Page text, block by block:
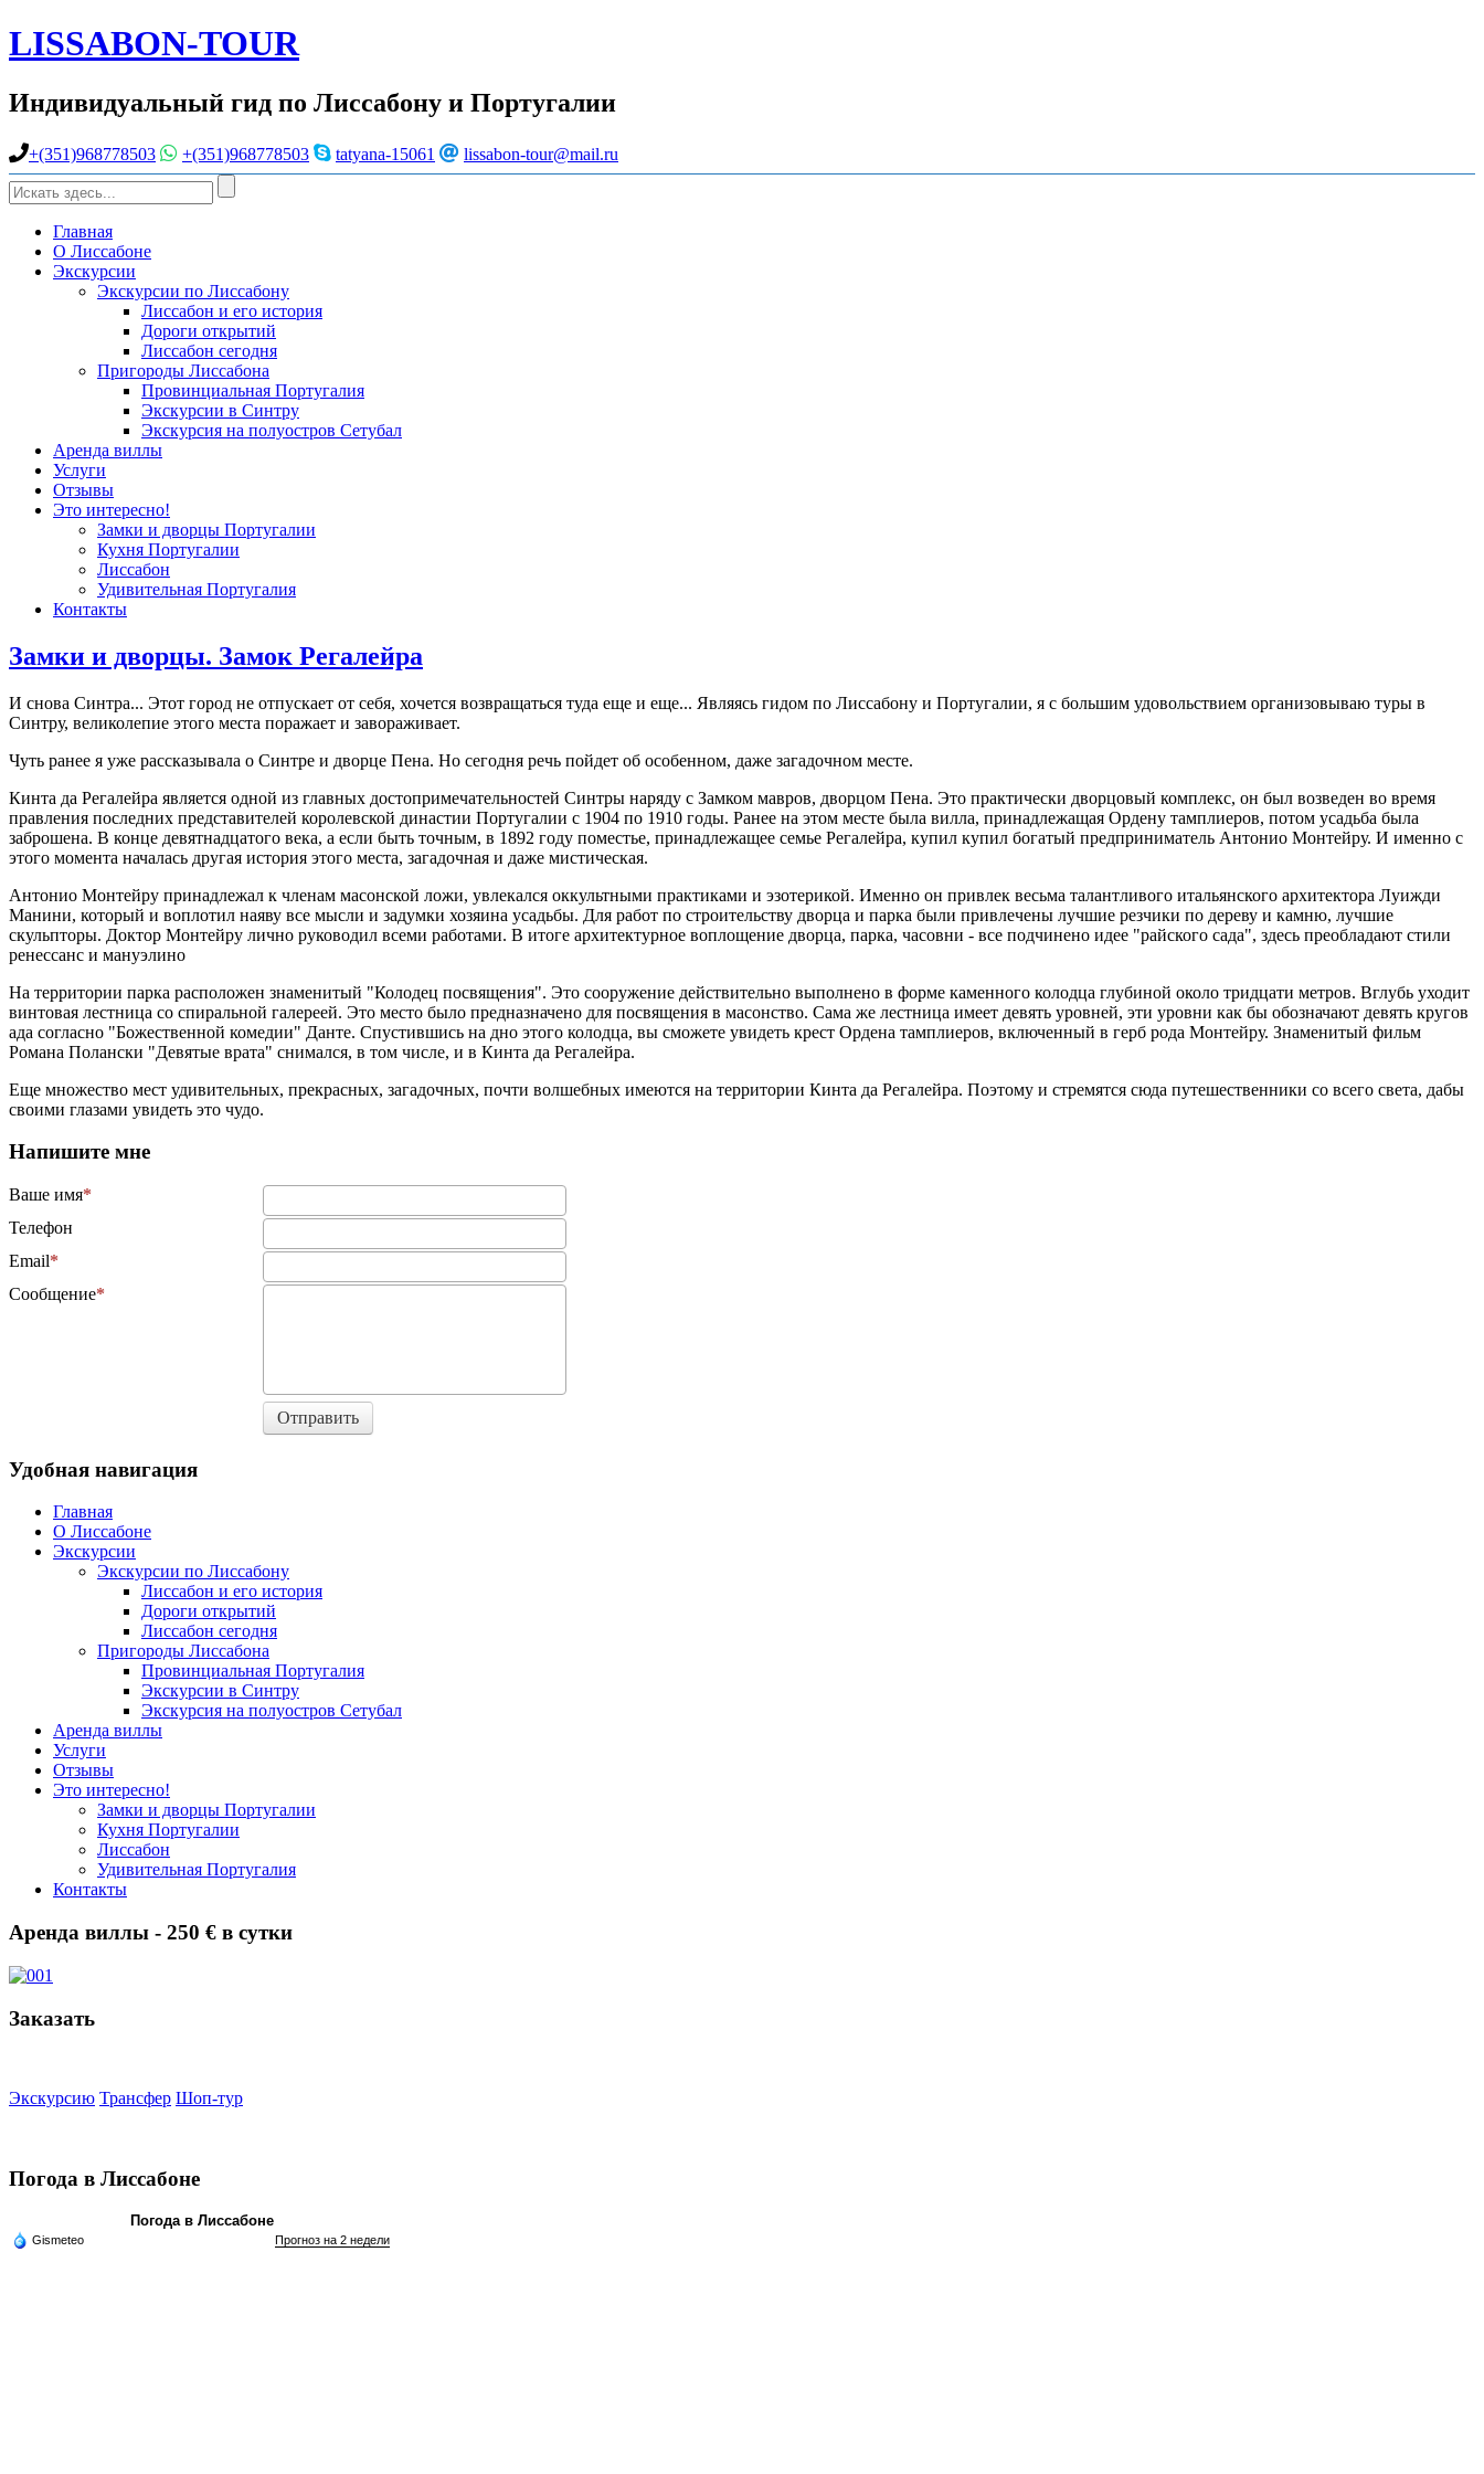
LISSABON-TOUR
Индивидуальный гид по Лиссабону и Португалии
+(351)968778503 +(351)968778503 tatyana-15061 lissabon-tour@mail.ru
Главная
О Лиссабоне
Экскурсии
Экскурсии по Лиссабону
Лиссабон и его история
Дороги открытий
Лиссабон сегодня
Пригороды Лиссабона
Провинциальная Португалия
Экскурсии в Синтру
Экскурсия на полуостров Сетубал
Аренда виллы
Услуги
Отзывы
Это интересно!
Замки и дворцы Португалии
Кухня Португалии
Лиссабон
Удивительная Португалия
Контакты
Замки и дворцы. Замок Регалейра
И снова Синтра... Этот город не отпускает от себя, хочется возвращаться туда еще и еще... Являясь гидом по Лиссабону и Португалии, я с большим удовольствием организовываю туры в
Синтру, великолепие этого места поражает и завораживает.
Чуть ранее я уже рассказывала о Синтре и дворце Пена. Но сегодня речь пойдет об особенном, даже загадочном месте.
Кинта да Регалейра является одной из главных достопримечательностей Синтры наряду с Замком мавров, дворцом Пена. Это практически дворцовый комплекс, он был возведен во время
правления последних представителей королевской династии Португалии с 1904 по 1910 годы. Ранее на этом месте была вилла, принадлежащая Ордену тамплиеров, потом усадьба была
заброшена. В конце девятнадцатого века, а если быть точным, в 1892 году поместье, принадлежащее семье Регалейра, купил купил богатый предприниматель Антонио Монтейру. И именно с
этого момента началась другая история этого места, загадочная и даже мистическая.
Антонио Монтейру принадлежал к членам масонской ложи, увлекался оккультными практиками и эзотерикой. Именно он привлек весьма талантливого итальянского архитектора Луижди
Манини, который и воплотил наяву все мысли и задумки хозяина усадьбы. Для работ по строительству дворца и парка были привлечены лучшие резчики по дереву и камню, лучшие
скульпторы. Доктор Монтейру лично руководил всеми работами. В итоге архитектурное воплощение дворца, парка, часовни - все подчинено идее "райского сада", здесь преобладают стили
ренессанс и мануэлино
На территории парка расположен знаменитый "Колодец посвящения". Это сооружение действительно выполнено в форме каменного колодца глубиной около тридцати метров. Вглубь уходит
винтовая лестница со спиральной галереей. Это место было предназначено для посвящения в масонство. Сама же лестница имеет девять уровней, эти уровни как бы обозначают девять кругов
ада согласно "Божественной комедии" Данте. Спустившись на дно этого колодца, вы сможете увидеть крест Ордена тамплиеров, включенный в герб рода Монтейру. Знаменитый фильм
Романа Полански "Девятые врата" снимался, в том числе, и в Кинта да Регалейра.
Еще множество мест удивительных, прекрасных, загадочных, почти волшебных имеются на территории Кинта да Регалейра. Поэтому и стремятся сюда путешественники со всего света, дабы
своими глазами увидеть это чудо.
Напишите мне
Ваше имя
Телефон
Email
Сообщение
Отправить
Удобная навигация
Главная
О Лиссабоне
Экскурсии
Экскурсии по Лиссабону
Лиссабон и его история
Дороги открытий
Лиссабон сегодня
Пригороды Лиссабона
Провинциальная Португалия
Экскурсии в Синтру
Экскурсия на полуостров Сетубал
Аренда виллы
Услуги
Отзывы
Это интересно!
Замки и дворцы Португалии
Кухня Португалии
Лиссабон
Удивительная Португалия
Контакты
Аренда виллы - 250 € в сутки
Заказать
Экскурсию Трансфер Шоп-тур
Погода в Лиссабоне
Погода в Лиссабоне
Gismeteo Прогноз на 2 недели